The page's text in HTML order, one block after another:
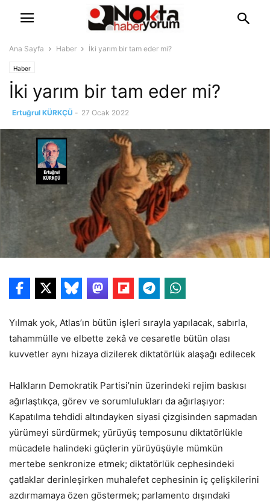
Ana Sayfa Haber İki yarım bir tam eder mi?
Haber
İki yarım bir tam eder mi?
Ertuğrul KÜRKÇÜ - 27 Ocak 2022
Yılmak yok, Atlas’ın bütün işleri sırayla yapılacak, sabırla,
tahammülle ve elbette zekâ ve cesaretle bütün olası
kuvvetler aynı hizaya dizilerek diktatörlük alaşağı edilecek
Halkların Demokratik Partisi’nin üzerindeki rejim baskısı
ağırlaştıkça, görev ve sorumlulukları da ağırlaşıyor:
Kapatılma tehdidi altındayken siyasi çizgisinden sapmadan
yürümeyi sürdürmek; yürüyüş temposunu diktatörlükle
mücadele halindeki güçlerin yürüyüşüyle mümkün
mertebe senkronize etmek; diktatörlük cephesindeki
çatlaklar derinleşirken muhalefet cephesinin iç çelişkilerini
azdırmamaya özen göstermek; parlamento dışındaki